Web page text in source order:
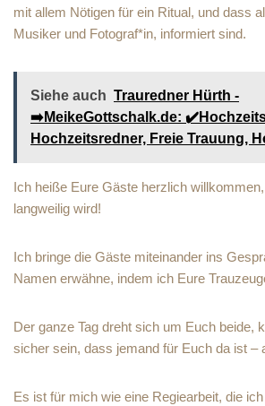
mit allem Nötigen für ein Ritual, und dass
Musiker und Fotograf*in, informiert sind.
Siehe auch Trauredner Hürth -
➡️MeikeGottschalk.de:
Hochzeitsredner, Freie Trauung,
Ich heiße Eure Gäste herzlich
langweilig wird!
Ich bringe die Gäste miteinander ins
Namen erwähne, indem ich Eure
Der ganze Tag dreht sich um Euch beide,
sicher sein, dass jemand für Euch da ist –
Es ist für mich wie eine Regiearbeit, die